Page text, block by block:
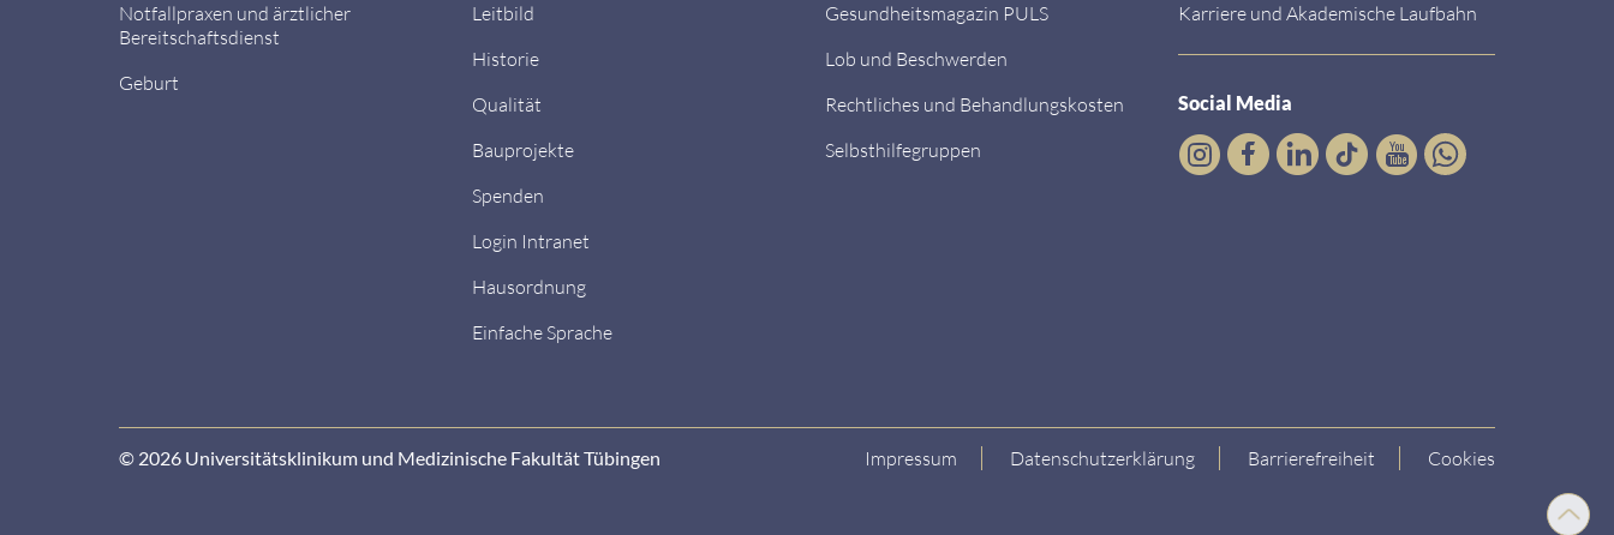
Nach
oben
Notfallpraxen und ärztlicher
Bereitschaftsdienst
Geburt
Leitbild
Historie
Qualität
Bauprojekte
Spenden
Login Intranet
Hausordnung
Einfache Sprache
Gesundheitsmagazin PULS
Lob und Beschwerden
Rechtliches und Behandlungskosten
Selbsthilfegruppen
Karriere und Akademische Laufbahn
Social Media
© 2026 Universitätsklinikum und Medizinische Fakultät Tübingen Impressum Datenschutzerklärung Barrierefreiheit Cookies